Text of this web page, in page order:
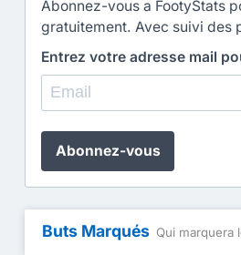
Abonnez-vous a FootyStats
gratuitement. Avec suivi des
Entrez votre adresse mail
Abonnez-vous
Buts Marqués Qui marquera